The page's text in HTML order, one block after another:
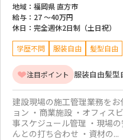
地域： 福岡県 直方市
給与： 27 ～40万円
休日： 完全週休2日制（土日祝）
学歴不問 服装自由 髪型自由
注目ポイント 服装自由髪型
建設現場の施工管理業務を
ョン ・商業施設 ・オフィス
事スケジュール管理 ・現場
んとの打ち合わせ ・資材の...